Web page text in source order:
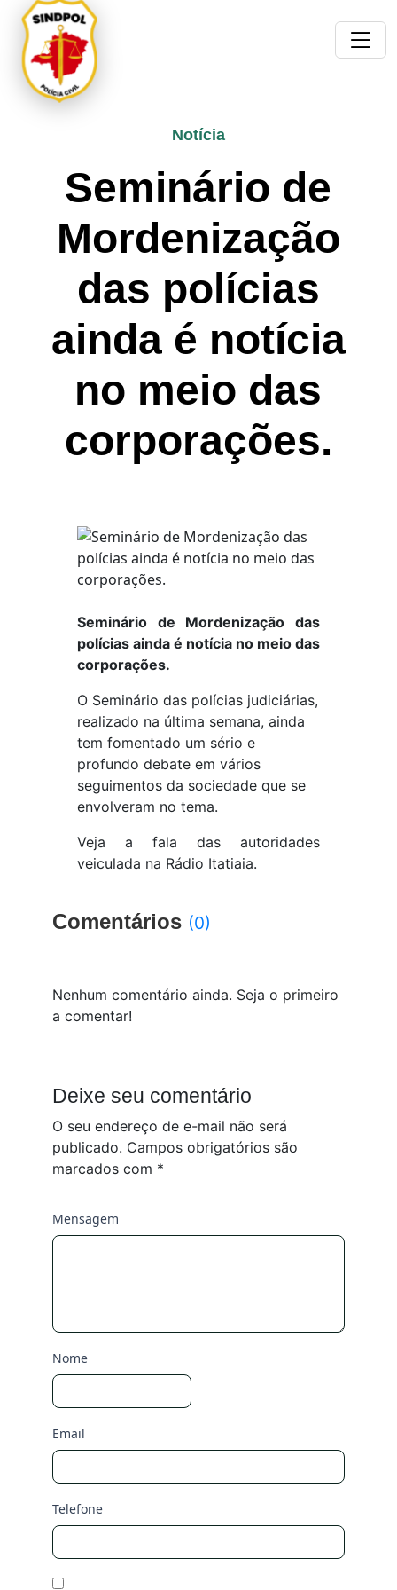
Notícia
Seminário de
Mordenização
das polícias
ainda é notícia
no meio das
corporações.
Seminário de Mordenização das
polícias ainda é notícia no meio das
corporações.
O Seminário das polícias judiciárias,
realizado na última semana, ainda
tem fomentado um sério e
profundo debate em vários
seguimentos da sociedade que se
envolveram no tema.
Veja a fala das autoridades
veiculada na Rádio Itatiaia.
Comentários (0)
Nenhum comentário ainda. Seja o primeiro
a comentar!
Deixe seu comentário
O seu endereço de e-mail não será
publicado. Campos obrigatórios são
marcados com *
Mensagem
Nome
Email
Telefone